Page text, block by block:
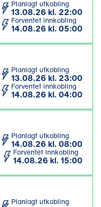
Planlagt utkobling
13.08.26 kl. 22:00
Forventet innkobling
14.08.26 kl. 05:00
Planlagt utkobling
13.08.26 kl. 23:00
Forventet innkobling
14.08.26 kl. 04:00
Planlagt utkobling
14.08.26 kl. 08:00
Forventet innkobling
14.08.26 kl. 15:00
Planlagt utkobling